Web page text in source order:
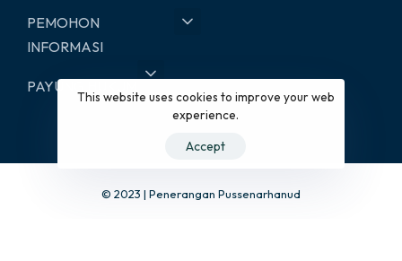
PEMOHON
INFORMASI
PAYUNG HUKUM
© 2023 | Penerangan Pussenarhanud
This website uses cookies to improve your web
experience.
Accept